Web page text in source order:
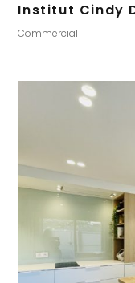
Institut Cindy
Commercial